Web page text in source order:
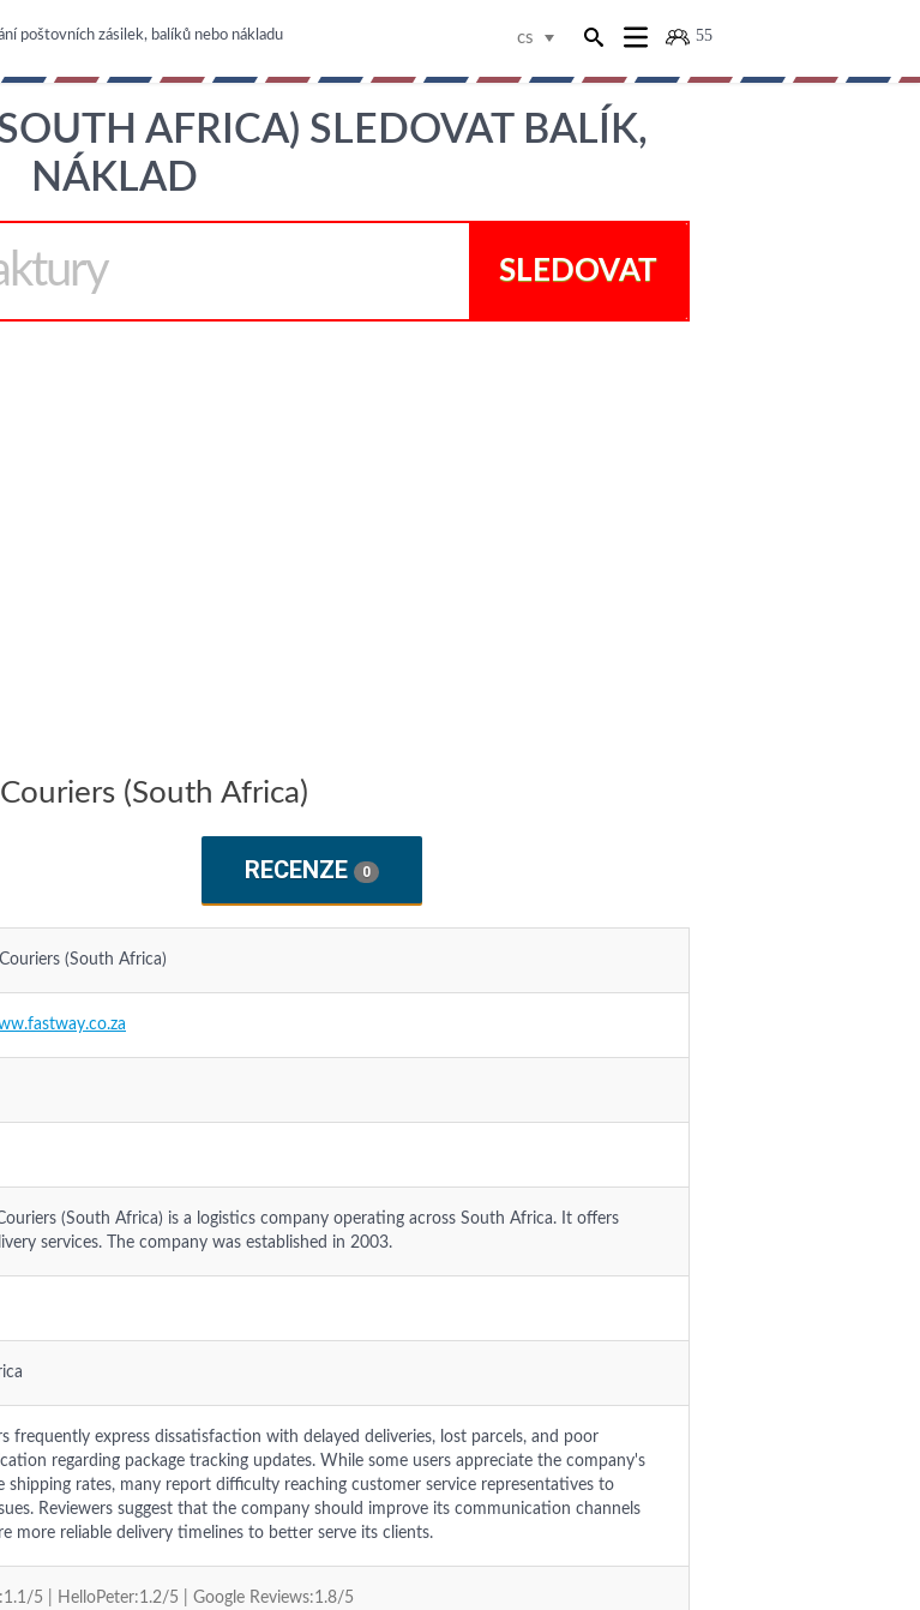
55
cs
poštovních zásilek, balíků nebo nákladu
AFRICA) SLEDOVAT BALÍK,
NÁKLAD
SLEDOVAT
(South Africa)
RECENZE 0
(South Africa)
(South Africa) is a logistics company operating across South Africa. It offers
services. The company was established in 2003.
frequently express dissatisfaction with delayed deliveries, lost parcels, and poor
regarding package tracking updates. While some users appreciate the company's
shipping rates, many report difficulty reaching customer service representatives to
Reviewers suggest that the company should improve its communication channels
more reliable delivery timelines to better serve its clients.
5 | HelloPeter:1.2/5 | Google Reviews:1.8/5